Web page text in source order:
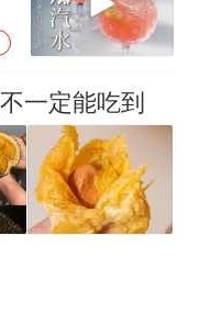
一定能吃到